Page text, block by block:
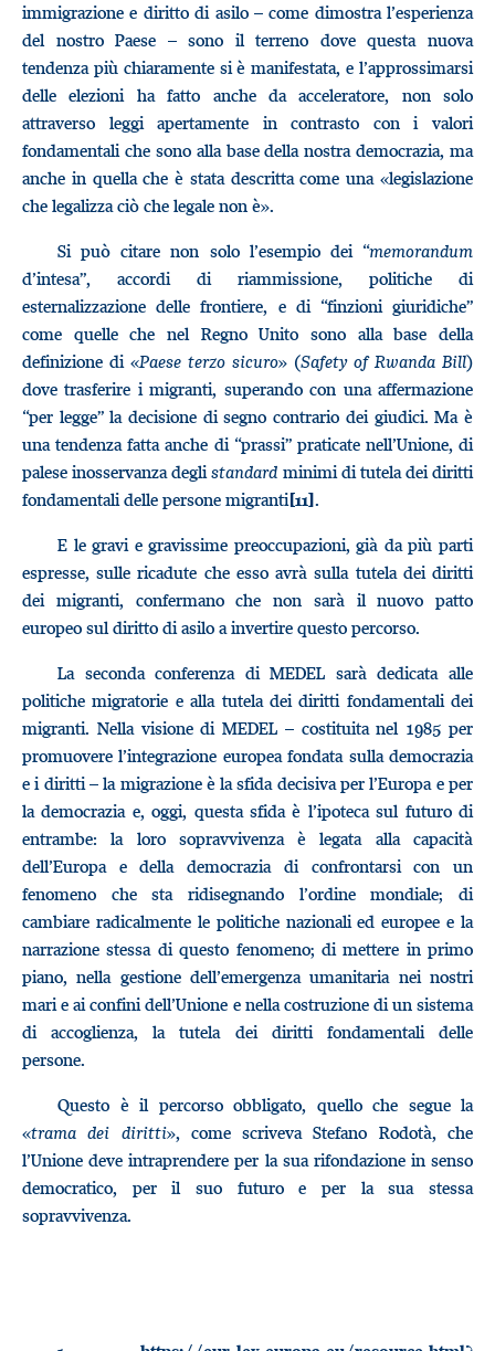
immigrazione e diritto di asilo – come dimostra l’esperienza
del nostro Paese – sono il terreno dove questa nuova
tendenza più chiaramente si è manifestata, e l’approssimarsi
delle elezioni ha fatto anche da acceleratore, non solo
attraverso leggi apertamente in contrasto con i valori
fondamentali che sono alla base della nostra democrazia, ma
anche in quella che è stata descritta come una «legislazione
che legalizza ciò che legale non è».
Si può citare non solo l’esempio dei “memorandum
d’intesa”, accordi di riammissione, politiche di
esternalizzazione delle frontiere, e di “finzioni giuridiche”
come quelle che nel Regno Unito sono alla base della
definizione di «Paese terzo sicuro» (Safety of Rwanda Bill)
dove trasferire i migranti, superando con una affermazione
“per legge” la decisione di segno contrario dei giudici. Ma è
una tendenza fatta anche di “prassi” praticate nell’Unione, di
palese inosservanza deglistandard minimi di tutela dei diritti
fondamentali delle persone migranti[11].
E le gravi e gravissime preoccupazioni, già da più parti
espresse, sulle ricadute che esso avrà sulla tutela dei diritti
dei migranti, confermano che non sarà il nuovo patto
europeo sul diritto di asilo a invertire questo percorso.
La seconda conferenza di MEDEL sarà dedicata alle
politiche migratorie e alla tutela dei diritti fondamentali dei
migranti. Nella visione di MEDEL – costituita nel 1985 per
promuovere l’integrazione europea fondata sulla democrazia
e i diritti – la migrazione è la sfida decisiva per l’Europa e per
la democrazia e, oggi, questa sfida è l’ipoteca sul futuro di
entrambe: la loro sopravvivenza è legata alla capacità
dell’Europa e della democrazia di confrontarsi con un
fenomeno che sta ridisegnando l’ordine mondiale; di
cambiare radicalmente le politiche nazionali ed europee e la
narrazione stessa di questo fenomeno; di mettere in primo
piano, nella gestione dell’emergenza umanitaria nei nostri
mari e ai confini dell’Unione e nella costruzione di un sistema
di accoglienza, la tutela dei diritti fondamentali delle
persone.
Questo è il percorso obbligato, quello che segue la
«trama dei diritti», come scriveva Stefano Rodotà, che
l’Unione deve intraprendere per la sua rifondazione in senso
democratico, per il suo futuro e per la sua stessa
sopravvivenza.